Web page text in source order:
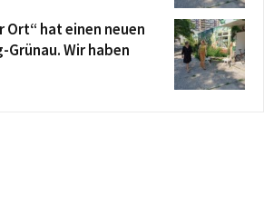
Ort“ hat einen neuen
Wir haben